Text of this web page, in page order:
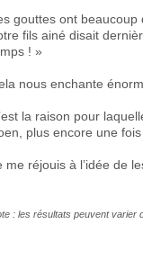
gouttes ont beaucoup
fils ainé disait
! »
nous enchante
la raison pour
plus encore une
me réjouis à l’idée de
: les résultats peuvent varier